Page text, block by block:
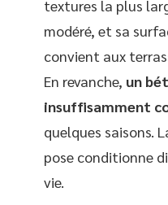
textures la plus
modéré, et sa
convient aux
En revanche, un
insuffisamment
quelques saisons.
pose conditionne
vie.